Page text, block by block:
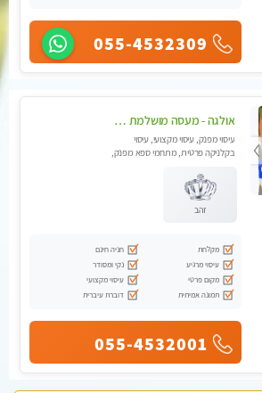
055-4532309
אולגה - מעסה מושלמת חדשה בעיר ! בחיפה טל - 052-5738058
עיסוי מפנק, עיסוי מקצועי, עיסוי
בקלניקה פרטית, מתחמי ספא מפנק,
עיסוי טנטרה
זהב
מקלחת
חניה חינם
עיסוי מרגיע
נקי ומסודר
מקום פרטי
עיסוי מקצועי
תמונה אמיתית
דוברת עיברית
055-4532001